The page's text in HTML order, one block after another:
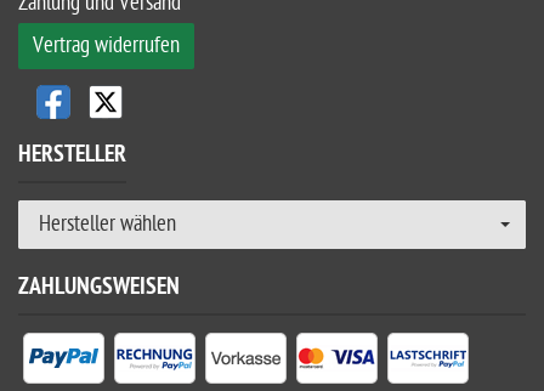
Vertrag widerrufen
HERSTELLER
Hersteller wählen
ZAHLUNGSWEISEN